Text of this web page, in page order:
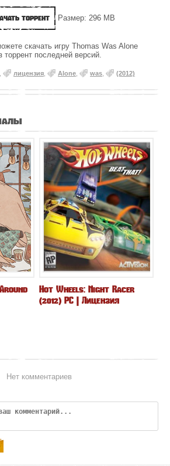
торрент Размер: 296 MB
скачать игру Thomas Was Alone
торрент последней версий.
лицензия Alone was (2012)
Hot Wheels: Night Racer
(2012) PC | Лицензия
Нет комментариев